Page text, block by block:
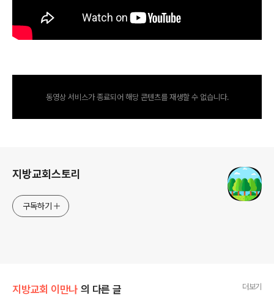
동영상 서비스가 종료되어 해당 콘텐츠를 재생할 수 없습니다.
지방교회스토리
구독하기
지방교회 이만나 의 다른 글 더보기